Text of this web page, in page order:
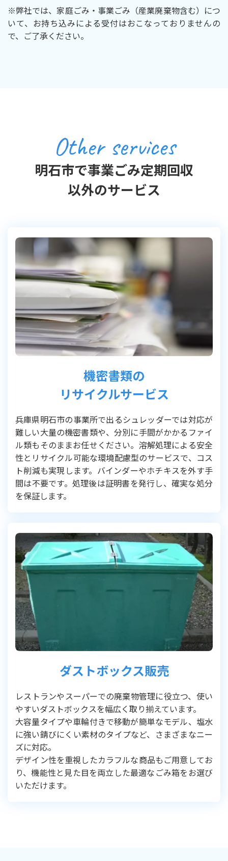
※弊社では、家庭ごみ・事業ごみ（産業廃棄物含む）につ
いて、お持ち込みによる受付はおこなっておりませんの
で、ご了承ください。
Other services
明石市で事業ごみ定期回収
以外のサービス
機密書類の
リサイクルサービス
兵庫県明石市の事業所で出るシュレッダーでは対応が
難しい大量の機密書類や、分別に手間がかかるファイ
ル類もそのままお任せください。溶解処理による安全
性とリサイクル可能な環境配慮型のサービスで、コス
ト削減も実現します。バインダーやホチキスを外す手
間は不要です。処理後は証明書を発行し、確実な処分
を保証します。
ダストボックス販売
レストランやスーパーでの廃棄物管理に役立つ、使い
やすいダストボックスを幅広く取り揃えています。
大容量タイプや車輪付きで移動が簡単なモデル、塩水
に強い錆びにくい素材のタイプなど、さまざまなニー
ズに対応。
デザイン性を重視したカラフルな商品もご用意してお
り、機能性と見た目を両立した最適なごみ箱をお選び
いただけます。